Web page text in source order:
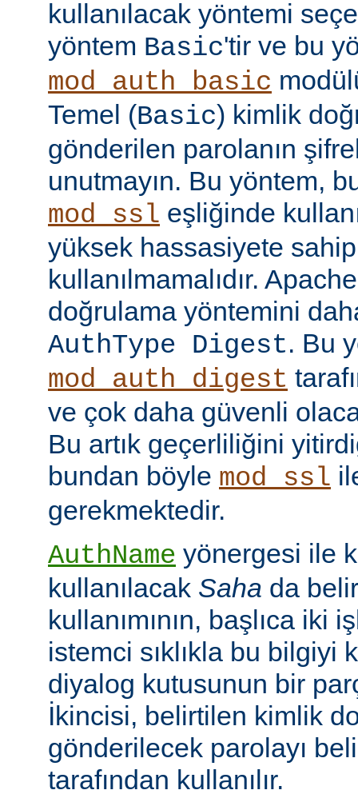
kullanılacak yöntemi
yöntem Basic'tir ve bu
mod_auth_basic
Temel (Basic) kimlik
gönderilen parolanın
unutmayın. Bu yöntem,
mod_ssl eşliğinde
yüksek hassasiyete
kullanılmamalıdır.
doğrulama yöntemini
AuthType Digest. Bu
mod_auth_digest
ve çok daha güvenli
Bu artık geçerliliğini
bundan böyle mod_ssl
gerekmektedir.
AuthName yönergesi ile
kullanılacak Saha da
kullanımının, başlıca iki
istemci sıklıkla bu bilgiyi
diyalog kutusunun bir
İkincisi, belirtilen kimlik
gönderilecek parolayı
tarafından kullanılır.